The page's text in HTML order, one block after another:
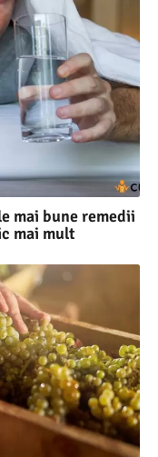
mai bune remedii
mai mult